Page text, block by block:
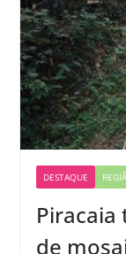
DESTAQUE
Piracaia
de